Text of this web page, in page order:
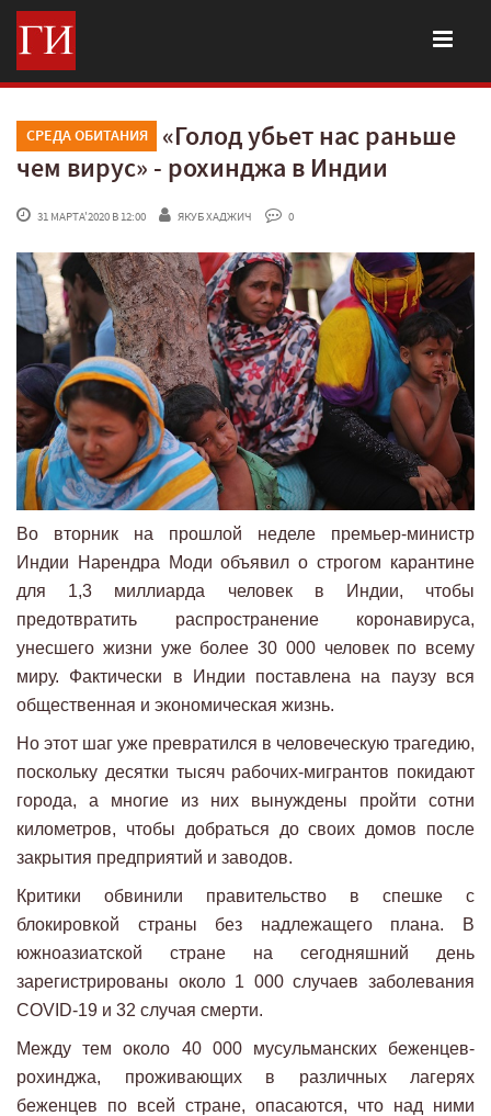
СРЕДА ОБИТАНИЯ
«Голод убьет нас раньше
чем вирус» - рохинджа в Индии
31 МАРТА'2020 В 12:00 ЯКУБ ХАДЖИЧ 0
Во вторник на прошлой неделе премьер-министр
Индии Нарендра Моди объявил о строгом карантине
для 1,3 миллиарда человек в Индии, чтобы
предотвратить распространение коронавируса,
унесшего жизни уже более 30 000 человек по всему
миру. Фактически в Индии поставлена на паузу вся
общественная и экономическая жизнь.
Но этот шаг уже превратился в человеческую трагедию,
поскольку десятки тысяч рабочих-мигрантов покидают
города, а многие из них вынуждены пройти сотни
километров, чтобы добраться до своих домов после
закрытия предприятий и заводов.
Критики обвинили правительство в спешке с
блокировкой страны без надлежащего плана. В
южноазиатской стране на сегодняшний день
зарегистрированы около 1 000 случаев заболевания
COVID-19 и 32 случая смерти.
Между тем около 40 000 мусульманских беженцев-
рохинджа, проживающих в различных лагерях
беженцев по всей стране, опасаются, что над ними